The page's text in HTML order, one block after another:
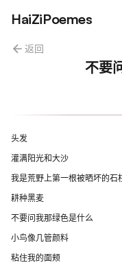
HaiZiPoemes
返回
不要
头发
灌满阳光和大沙
我是荒野上第一根被晒坏的石
耕种黑麦
不要问我那绿色是什么
小鸟像几管颜料
粘住我的面颊